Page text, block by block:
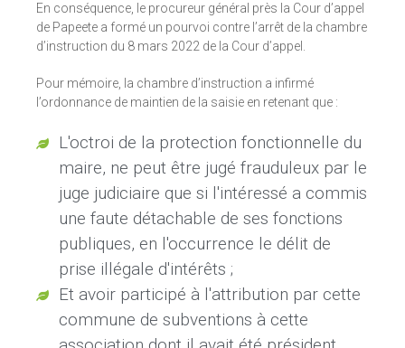
En conséquence, le procureur général près la Cour d’appel
de Papeete a formé un pourvoi contre l’arrêt de la chambre
d’instruction du 8 mars 2022 de la Cour d’appel.
Pour mémoire, la chambre d’instruction a infirmé
l’ordonnance de maintien de la saisie en retenant que :
L'octroi de la protection fonctionnelle du
maire, ne peut être jugé frauduleux par le
juge judiciaire que si l'intéressé a commis
une faute détachable de ses fonctions
publiques, en l'occurrence le délit de
prise illégale d'intérêts ;
Et avoir participé à l'attribution par cette
commune de subventions à cette